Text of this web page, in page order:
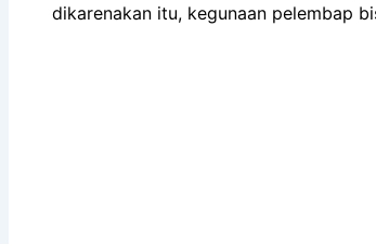
dikarenakan itu, kegunaan pelembap